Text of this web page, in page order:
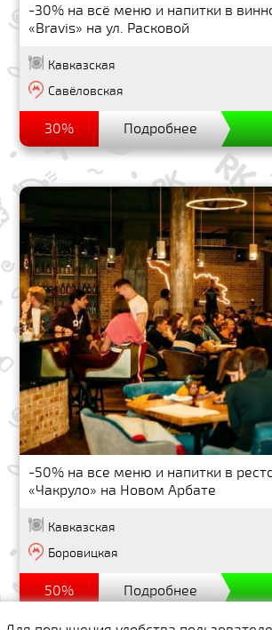
-30% на всё меню и напитки в
«Bravis» на ул. Расковой
Кавказская
Савёловская
30% Подробнее
-50% на все меню и напитки в
«Чакруло» на Новом Арбате
Кавказская
Боровицкая
50% Подробнее